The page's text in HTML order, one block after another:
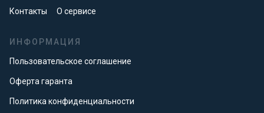
Контакты О сервисе
ИНФОРМАЦИЯ
Пользовательское соглашение
Оферта гаранта
Политика конфиденциальности